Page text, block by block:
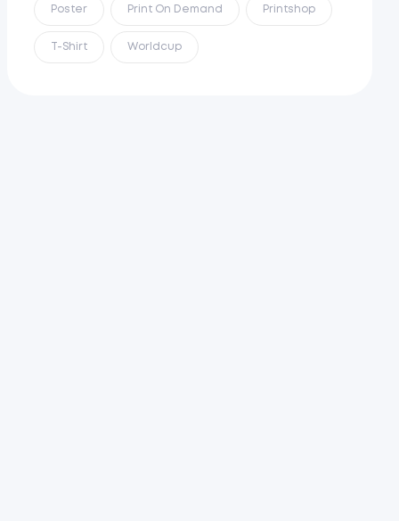
Poster Print On Demand Printshop
T-Shirt Worldcup